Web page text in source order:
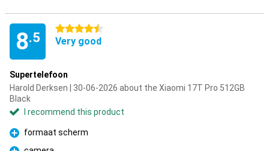
8.5
4.5 stars
Very good
Supertelefoon
Harold Derksen | 30-06-2026 about the Xiaomi 17T Pro 512GB
Black
I recommend this product
Pro
formaat scherm